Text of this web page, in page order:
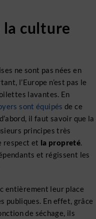
culture
ne sont pas nées en
l’Europe n’est pas le
lavantes. En
sont équipés de ce
il faut savoir que la
principes très
respect et la propreté.
et régissent les
entièrement leur place
publiques. En effet, grâce
de séchage, ils